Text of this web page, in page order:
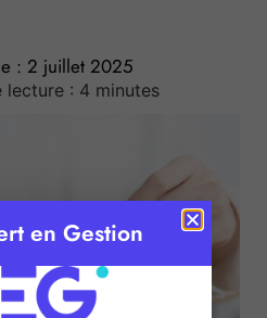
: 2 juillet 2025
lecture : 4 minutes
en Gestion